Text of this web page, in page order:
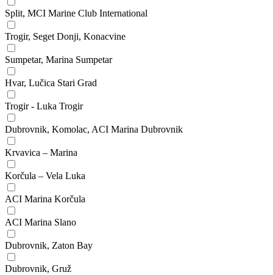
Split, MCI Marine Club International
Trogir, Seget Donji, Konacvine
Sumpetar, Marina Sumpetar
Hvar, Lučica Stari Grad
Trogir - Luka Trogir
Dubrovnik, Komolac, ACI Marina Dubrovnik
Krvavica – Marina
Korčula – Vela Luka
ACI Marina Korčula
ACI Marina Slano
Dubrovnik, Zaton Bay
Dubrovnik, Gruž